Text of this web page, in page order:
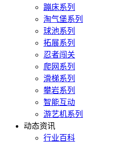
蹦床系列
淘气堡系列
球池系列
拓展系列
忍者闯关
爬网系列
滑梯系列
攀岩系列
智能互动
游艺机系列
动态资讯
行业百科